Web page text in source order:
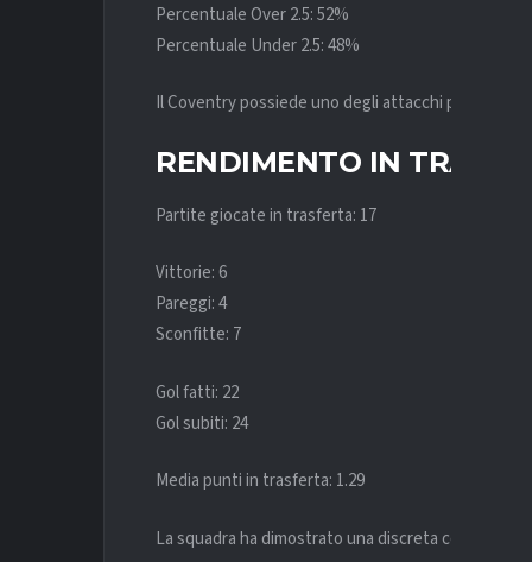
Percentuale Over 2.5: 52%
Percentuale Under 2.5: 48%
Il Coventry possiede uno degli attacchi più
RENDIMENTO IN
Partite giocate in trasferta: 17
Vittorie: 6
Pareggi: 4
Sconfitte: 7
Gol fatti: 22
Gol subiti: 24
Media punti in trasferta: 1.29
La squadra ha dimostrato una discreta